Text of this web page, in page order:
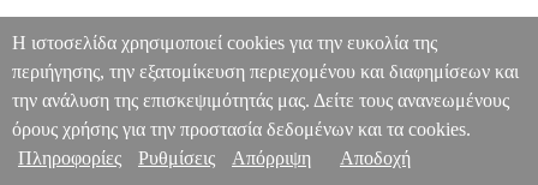
Η ιστοσελίδα χρησιμοποιεί cookies για την ευκολία της
περιήγησης, την εξατομίκευση περιεχομένου και διαφημίσεων και
την ανάλυση της επισκεψιμότητάς μας. Δείτε τους ανανεωμένους
όρους χρήσης για την προστασία δεδομένων και τα cookies.
Πληροφορίες
Ρυθμίσεις Απόρριψη Αποδοχή